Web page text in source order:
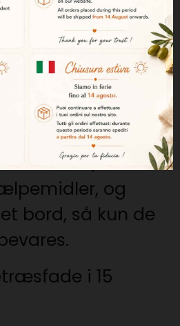
de gamle
producerer få
kvalitet, giver
i hånden, uden
og
bord, så kun de
i 15